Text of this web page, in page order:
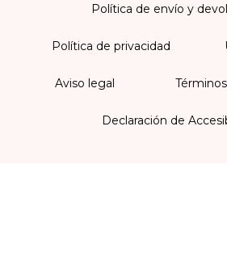
Política de envío y
Política de privacidad
Aviso legal
Declaración de